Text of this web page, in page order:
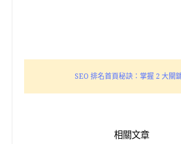
SEO 排名首頁秘訣：掌握 2 大關
相關文章